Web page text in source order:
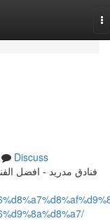
Discuss
فنادق مدريد - افضل